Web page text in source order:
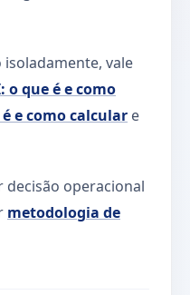
vale
o que é e como
e como calcular e
decisão operacional
metodologia de